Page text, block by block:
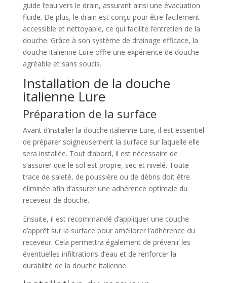
guide l’eau vers le drain, assurant ainsi une évacuation
fluide. De plus, le drain est conçu pour être facilement
accessible et nettoyable, ce qui facilite l’entretien de la
douche. Grâce à son système de drainage efficace, la
douche italienne Lure offre une expérience de douche
agréable et sans soucis.
Installation de la douche
italienne Lure
Préparation de la surface
Avant d’installer la douche italienne Lure, il est essentiel
de préparer soigneusement la surface sur laquelle elle
sera installée. Tout d’abord, il est nécessaire de
s’assurer que le sol est propre, sec et nivelé. Toute
trace de saleté, de poussière ou de débris doit être
éliminée afin d’assurer une adhérence optimale du
receveur de douche.
Ensuite, il est recommandé d’appliquer une couche
d’apprêt sur la surface pour améliorer l’adhérence du
receveur. Cela permettra également de prévenir les
éventuelles infiltrations d’eau et de renforcer la
durabilité de la douche italienne.